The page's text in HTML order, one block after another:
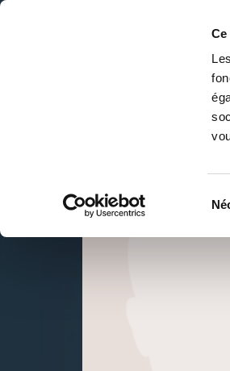
DE LA PAGE BLANCHE...